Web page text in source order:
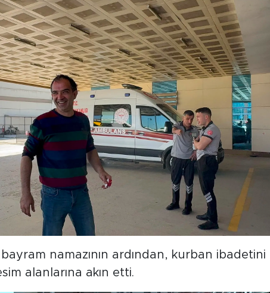
namazının ardından, kurban ibadetini
alanlarına akın etti.